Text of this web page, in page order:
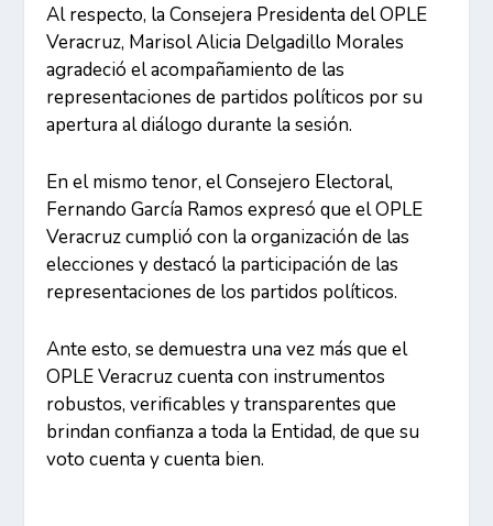
Al respecto, la Consejera Presidenta del OPLE
Veracruz, Marisol Alicia Delgadillo Morales
agradeció el acompañamiento de las
representaciones de partidos políticos por su
apertura al diálogo durante la sesión.
En el mismo tenor, el Consejero Electoral,
Fernando García Ramos expresó que el OPLE
Veracruz cumplió con la organización de las
elecciones y destacó la participación de las
representaciones de los partidos políticos.
Ante esto, se demuestra una vez más que el
OPLE Veracruz cuenta con instrumentos
robustos, verificables y transparentes que
brindan confianza a toda la Entidad, de que su
voto cuenta y cuenta bien.